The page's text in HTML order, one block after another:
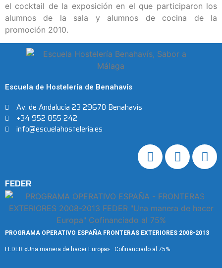
el cocktail de la exposición en el que participaron los
alumnos de la sala y alumnos de cocina de la
promoción 2010.
Escuela de Hostelería de Benahavís
Av. de Andalucía 23 29670 Benahavís
+34 952 855 242
info@escuelahosteleria.es
FEDER
PROGRAMA OPERATIVO ESPAÑA FRONTERAS EXTERIORES 2008-2013
FEDER «Una manera de hacer Europa» · Cofinanciado al 75%